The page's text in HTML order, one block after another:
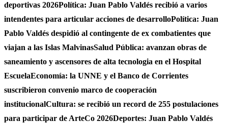
deportivas 2026Política: Juan Pablo Valdés recibió a varios
intendentes para articular acciones de desarrolloPolítica: Juan
Pablo Valdés despidió al contingente de ex combatientes que
viajan a las Islas MalvinasSalud Pública: avanzan obras de
saneamiento y ascensores de alta tecnologia en el Hospital
EscuelaEconomía: la UNNE y el Banco de Corrientes
suscribieron convenio marco de cooperación
institucionalCultura: se recibió un record de 255 postulaciones
para participar de ArteCo 2026Deportes: Juan Pablo Valdés